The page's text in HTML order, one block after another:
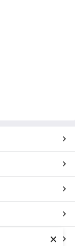
×